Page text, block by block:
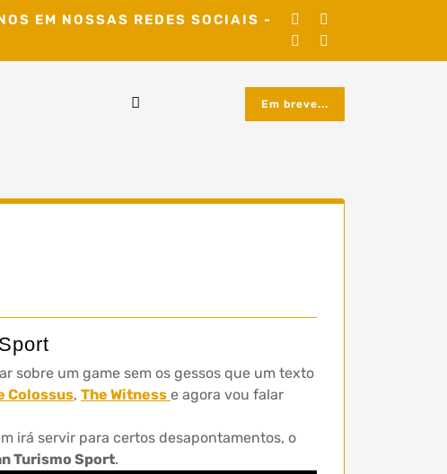
EM NOSSAS REDES SOCIAIS -
Em breve...
sobre um game sem os gessos que um texto
Colossus, The Witness e agora vou falar
irá servir para certos desapontamentos, o
Turismo Sport.